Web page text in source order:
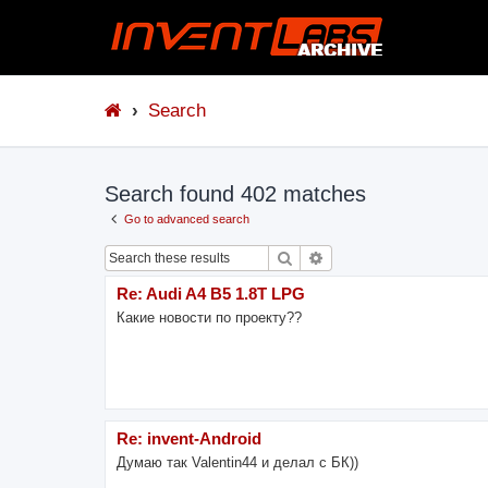
Search
Search found 402 matches
Go to advanced search
Search
Re: Audi A4 B5 1.8T LPG
Какие новости по проекту??
Re: invent-Android
Думаю так Valentin44 и делал с БК))